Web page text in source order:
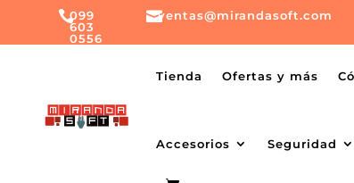
099
603
0556
0556
ventas@mirandasoft.com
mailto:
Tienda Ofertas y más
Accesorios Seguridad